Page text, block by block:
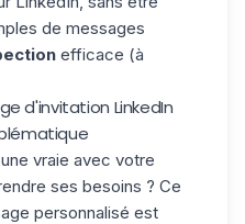
de messages
efficace (à
d'invitation LinkedIn
vraie avec votre
ses besoins ? Ce
personnalisé est